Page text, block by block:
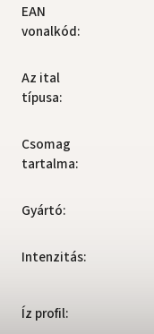
EAN
vonalkód:
Az ital
típusa:
Csomag
tartalma:
Gyártó:
Intenzitás:
Íz profil: